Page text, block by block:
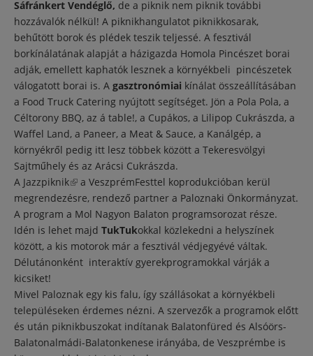
Sáfránkert Vendéglő, de a piknik nem piknik további
hozzávalók nélkül! A piknikhangulatot piknikkosarak,
behűtött borok és plédek teszik teljessé. A fesztivál
borkínálatának alapját a házigazda Homola Pincészet borai
adják, emellett kaphatók lesznek a környékbeli pincészetek
válogatott borai is. A gasztronómiai kínálat összeállításában
a Food Truck Catering nyújtott segítséget. Jön a Pola Pola, a
Céltorony BBQ, az á table!, a Cupákos, a Lilipop Cukrászda, a
Waffel Land, a Paneer, a Meat & Sauce, a Kanálgép, a
környékről pedig itt lesz többek között a Tekeresvölgyi
Sajtműhely és az Arácsi Cukrászda.
A Jazzpiknik(külső hivatkozás)
a VeszprémFesttel koprodukcióban kerül
megrendezésre, rendező partner a Paloznaki Önkormányzat.
A program a Mol Nagyon Balaton programsorozat része.
Idén is lehet majd TukTukokkal közlekedni a helyszínek
között, a kis motorok már a fesztivál védjegyévé váltak.
Délutánonként interaktív gyerekprogramokkal várják a
kicsiket!
Mivel Paloznak egy kis falu, így szállásokat a környékbeli
településeken érdemes nézni. A szervezők a programok előtt
és után piknikbuszokat indítanak Balatonfüred és Alsóörs-
Balatonalmádi-Balatonkenese irányába, de Veszprémbe is